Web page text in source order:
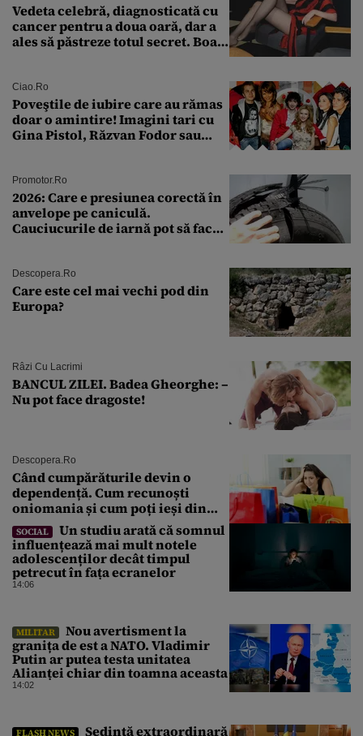
Vedeta celebră, diagnosticată cu
cancer pentru a doua oară, dar a
ales să păstreze totul secret. Boala
Ciao.ro
Poveştile de iubire care au rămas
doar o amintire! Imagini tari cu
Gina Pistol, Răzvan Fodor sau
Promotor.ro
2026: Care e presiunea corectă în
anvelope pe caniculă.
Cauciucurile de iarnă pot să facă
Descopera.ro
Care este cel mai vechi pod din
Europa?
Râzi Cu Lacrimi
BANCUL ZILEI. Badea Gheorghe: –
Nu pot face dragoste!
Descopera.ro
Când cumpărăturile devin o
dependență. Cum recunoști
oniomania și cum poți ieși din
acest cerc
SOCIAL
Un studiu arată că somnul
influențează mai mult notele
adolescenților decât timpul
petrecut în fața ecranelor
14:06
MILITAR
Nou avertisment la
granița de est a NATO. Vladimir
Putin ar putea testa unitatea
Alianței chiar din toamna aceasta
14:02
FLASH NEWS
Şedinţă extraordinară